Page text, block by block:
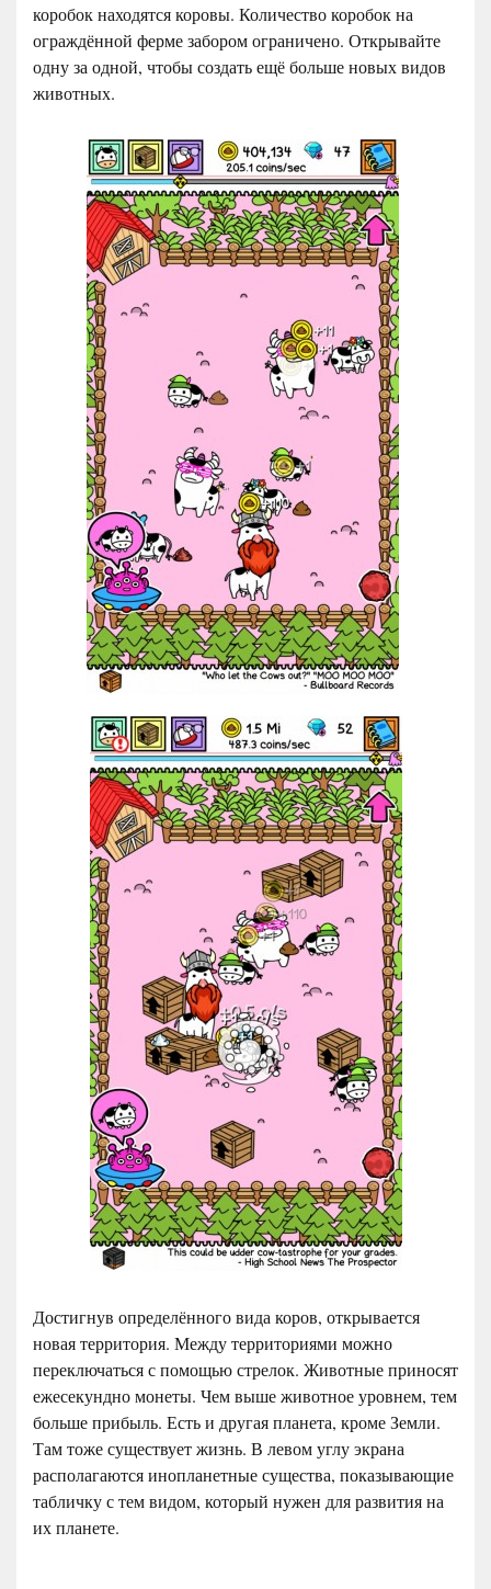
коробок находятся коровы. Количество коробок на
ограждённой ферме забором ограничено. Открывайте
одну за одной, чтобы создать ещё больше новых видов
животных.
Достигнув определённого вида коров, открывается
новая территория. Между территориями можно
переключаться с помощью стрелок. Животные приносят
ежесекундно монеты. Чем выше животное уровнем, тем
больше прибыль. Есть и другая планета, кроме Земли.
Там тоже существует жизнь. В левом углу экрана
располагаются инопланетные существа, показывающие
табличку с тем видом, который нужен для развития на
их планете.